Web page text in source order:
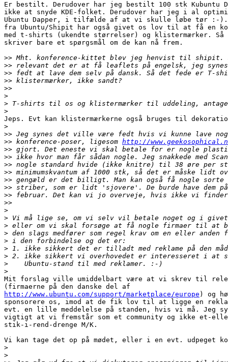
Er bestilt. Derudover har jeg bestilt 100 stk Kubuntu
ikke at snyde KDE-folket. Derudover har jeg i al
Ubuntu Dapper, i tilfælde af at vi skulle løbe tør :-).
fra Ubuntu/Shipit har også givet os lov til at få en
med t-shirts (ukendte størrelser) og klistermærker. Så
skriver bare et spørgsmål om de kan nå frem.
>>
>>
>>
>>
>>
>
>
>
Jeps. Evt kan klistermærkerne også bruges til
>
>>
>> konference-poser, ligesom http://
>>
>>
>>
>>
>>
>>
>>
>>
>
>
>
>
>
>
>
>
>
Mit forslag ville umiddelbart være at vi skrev til
http://www.ubuntu.com/support/marketplace/europe ) og
sponsorere os, imod at de fik lov til at ligge en
evt. en lille meddelelse på standen, hvis vi må. Jeg
vigtigt at vi fremstår som et community og ikke et-
stik-i-rend-drenge M/K.
Vi kan tage det op på mødet, eller i en evt. udpeget
>
>